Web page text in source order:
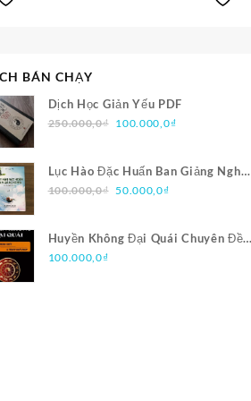
BÁN CHẠY
Dịch Học Giản Yếu PDF
250.000,0₫ Giá
250.000,0₫.
100.000,0₫Giá
là:
Lục Hào Đặc Huấn Ban Giảng Nghĩa
PDF
100.000,0₫ Giá
100.000,0₫.
50.000,0₫Giá
là:
Huyền Không Đại Quái Chuyên Đề
Phong Thủy Và Trạch Nhật Pháp
100.000,0₫